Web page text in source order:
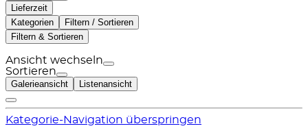
Lieferzeit
Kategorien
Filtern / Sortieren
Filtern & Sortieren
Ansicht wechseln
Sortieren
Galerieansicht Listenansicht
Kategorie-Navigation überspringen